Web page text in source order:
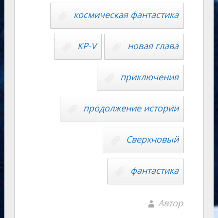
ni
p n
al
космическая фантастика
КР-V новая глава
приключения
продолжение истории
Сверхновый
фантастика
Автор